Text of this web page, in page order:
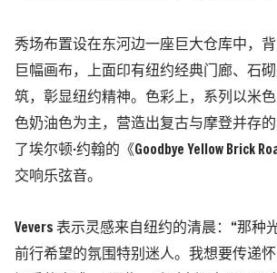
秀场布置设在东河边一座巨大仓库中，背
巨幅画布，上面印有纽约经典门廊、石
筑，彰显纽约精神。色彩上，系列以米
色奶油色为主，营造出复古与摩登并存
了埃尔顿·约翰的《Goodbye Yellow Brick
交响乐弦音。
Vevers 表示灵感来自纽约的清晨：“那种
前行希望的氛围特别迷人。我想要传递